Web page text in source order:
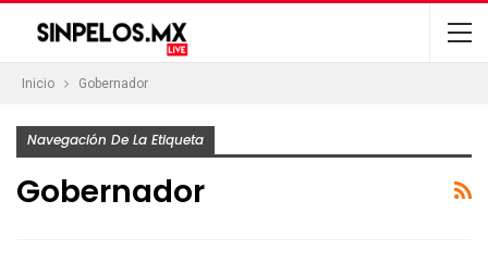
Inicio Gobernador
Navegación De La Etiqueta
Gobernador